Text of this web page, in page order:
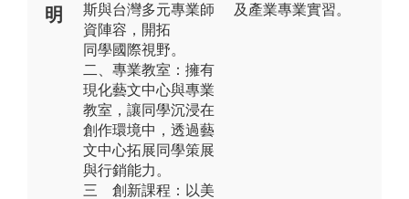
明
斯與台灣多元專業師
資陣容，開拓
同學國際視野。
二、專業教室：擁有
現化藝文中心與專業
教室，讓同學沉浸在
創作環境中，透過藝
文中心拓展同學策展
與行銷能力。
三 創新課程：以美
及產業專業實習。